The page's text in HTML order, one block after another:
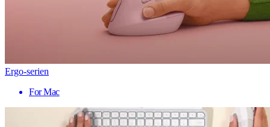
Ergo-serien
For Mac